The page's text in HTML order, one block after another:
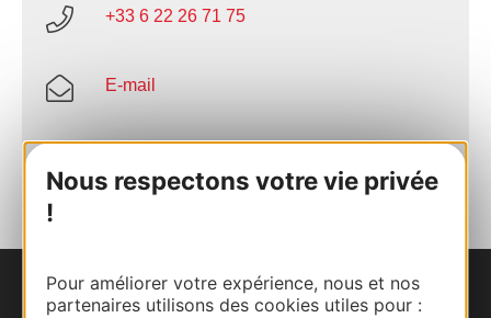
Nous respectons votre vie privée
!
Pour améliorer votre expérience, nous et nos
partenaires utilisons des cookies utiles pour :
+33 6 22 26 71 75
E-mail
Nous contacter